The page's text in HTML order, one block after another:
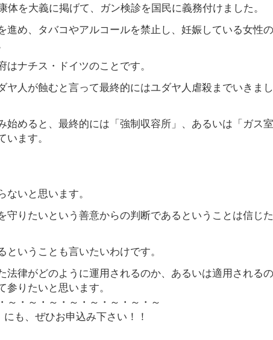
を大義に掲げて、ガン検診を国民に義務付けました。
め、タバコやアルコールを禁止し、妊娠している女性
ナチス・ドイツのことです。
人が蝕むと言って最終的にはユダヤ人虐殺までいきまし
めると、最終的には「強制収容所」、あるいは「ガス室
ます。
いと思います。
りたいという善意からの判断であるということは信じ
いうことも言いたいわけです。
律がどのように運用されるのか、あるいは適用される
りたいと思います。
～・～・～・～・～・～・～・～
も、ぜひお申込み下さい！！